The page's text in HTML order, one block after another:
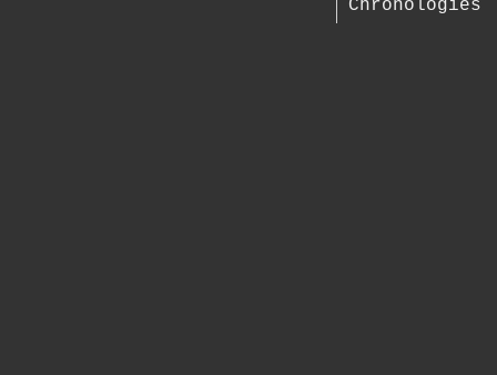
Chronologies